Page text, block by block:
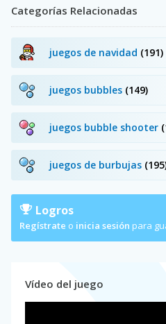
Categorías Relacionadas
juegos de navidad (191)
juegos bubbles (149)
juegos bubble shooter
juegos de burbujas
Logros
Regístrate o inicia sesión para
Vídeo del juego